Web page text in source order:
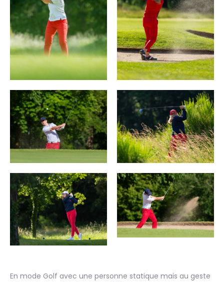
En mode Golf avec une personne statique mais au geste